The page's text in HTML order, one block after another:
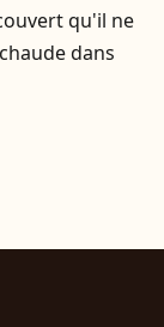
qu'il ne
dans